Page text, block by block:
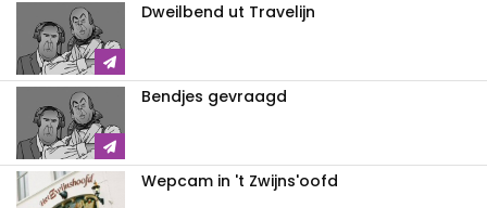
Dweilbend ut Travelijn
Bendjes gevraagd
Wepcam in 't Zwijns'oofd